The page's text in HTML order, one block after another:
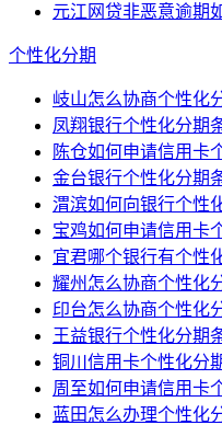
元江网贷非恶意逾期
个性化分期
岐山怎么协商个性化
凤翔银行个性化分期
陈仓如何申请信用卡
金台银行个性化分期
渭滨如何向银行个性
宝鸡如何申请信用卡
宜君哪个银行有个性
耀州怎么协商个性化
印台怎么协商个性化
王益银行个性化分期
铜川信用卡个性化分
周至如何申请信用卡
蓝田怎么办理个性化